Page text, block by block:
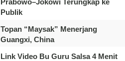
Publik
Topan “Maysak” Menerjang
Guangxi, China
Link Video Bu Guru Salsa 4 Menit